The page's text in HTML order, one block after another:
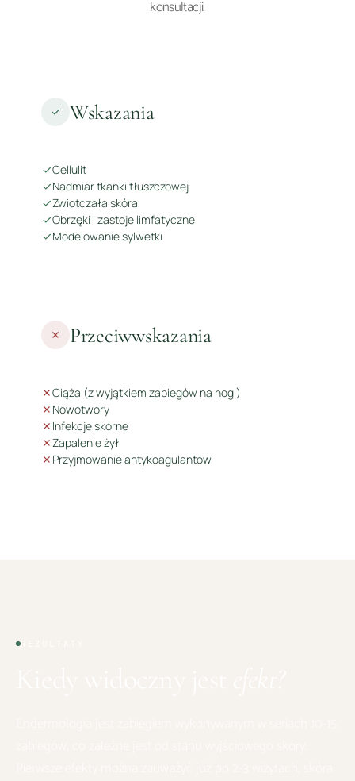
konsultacji.
Wskazania
Cellulit
Nadmiar tkanki tłuszczowej
Zwiotczała skóra
Obrzęki i zastoje limfatyczne
Modelowanie sylwetki
Przeciwwskazania
Ciąża (z wyjątkiem zabiegów na nogi)
Nowotwory
Infekcje skórne
Zapalenie żył
Przyjmowanie antykoagulantów